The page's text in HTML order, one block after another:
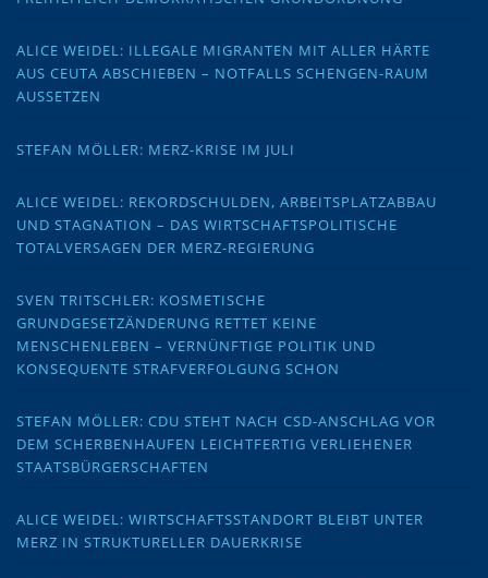
ALICE WEIDEL: ILLEGALE MIGRANTEN MIT ALLER HÄRTE
AUS CEUTA ABSCHIEBEN – NOTFALLS SCHENGEN-RAUM
AUSSETZEN
STEFAN MÖLLER: MERZ-KRISE IM JULI
ALICE WEIDEL: REKORDSCHULDEN, ARBEITSPLATZABBAU
UND STAGNATION – DAS WIRTSCHAFTSPOLITISCHE
TOTALVERSAGEN DER MERZ-REGIERUNG
SVEN TRITSCHLER: KOSMETISCHE
GRUNDGESETZÄNDERUNG RETTET KEINE
MENSCHENLEBEN – VERNÜNFTIGE POLITIK UND
KONSEQUENTE STRAFVERFOLGUNG SCHON
STEFAN MÖLLER: CDU STEHT NACH CSD-ANSCHLAG VOR
DEM SCHERBENHAUFEN LEICHTFERTIG VERLIEHENER
STAATSBÜRGERSCHAFTEN
ALICE WEIDEL: WIRTSCHAFTSSTANDORT BLEIBT UNTER
MERZ IN STRUKTURELLER DAUERKRISE